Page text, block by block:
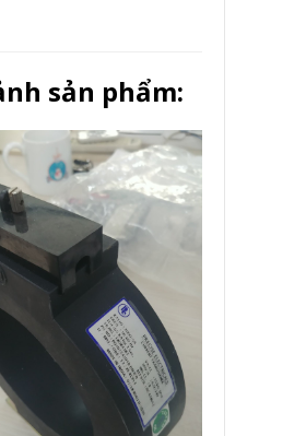
sản phẩm: